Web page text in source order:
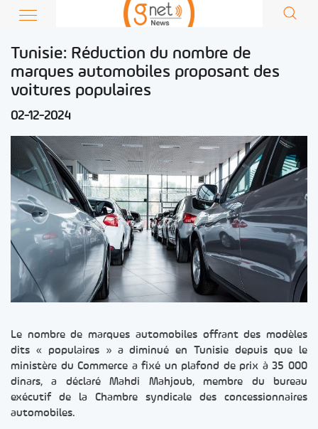
Tunisie: Réduction du nombre de
marques automobiles proposant des
voitures populaires
02-12-2024
Le nombre de marques automobiles offrant des modèles
dits « populaires » a diminué en Tunisie depuis que le
ministère du Commerce a fixé un plafond de prix à 35 000
dinars, a déclaré Mahdi Mahjoub, membre du bureau
exécutif de la Chambre syndicale des concessionnaires
automobiles.